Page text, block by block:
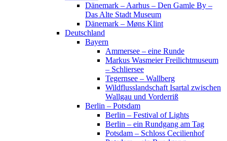
Dänemark – Aarhus – Den Gamle By –
Das Alte Stadt Museum
Dänemark – Møns Klint
Deutschland
Bayern
Ammersee – eine Runde
Markus Wasmeier Freilichtmuseum
– Schliersee
Tegernsee – Wallberg
Wildflusslandschaft Isartal zwischen
Wallgau und Vorderriß
Berlin – Potsdam
Berlin – Festival of Lights
Berlin – ein Rundgang am Tag
Potsdam – Schloss Cecilienhof